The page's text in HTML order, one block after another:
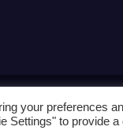
your preferences
Settings" to provide